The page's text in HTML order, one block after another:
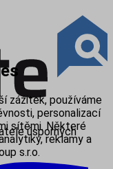
úsporných
zážitek, používáme
personalizací
sítěmi. Některé
reklamy a
s.r.o.